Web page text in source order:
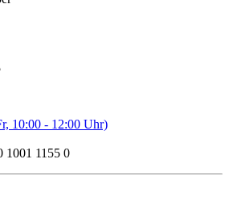
10:00 - 12:00 Uhr)
1155 0